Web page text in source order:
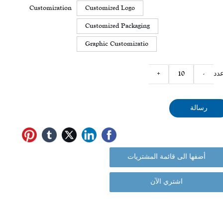
Customization
Customized Logo
Customized Packaging
Graphic Customizatio
-
+
رسالة
أضفها الى قائمة المشتريات
اشتري الآن